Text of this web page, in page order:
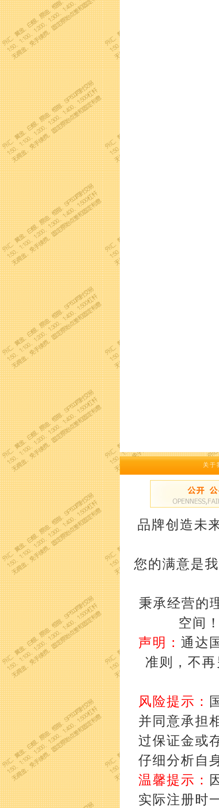
关于
品牌创造未
您的满意是
秉承经营的
空间
声明： 通达
准则，不
风险提示：
并同意承担
过保证金或
仔细分析自
温馨提示：
实际注册时